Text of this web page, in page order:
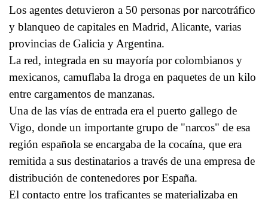
Los agentes detuvieron a 50 personas por narcotráfico
y blanqueo de capitales en Madrid, Alicante, varias
provincias de Galicia y Argentina.
La red, integrada en su mayoría por colombianos y
mexicanos, camuflaba la droga en paquetes de un kilo
entre cargamentos de manzanas.
Una de las vías de entrada era el puerto gallego de
Vigo, donde un importante grupo de "narcos" de esa
región española se encargaba de la cocaína, que era
remitida a sus destinatarios a través de una empresa de
distribución de contenedores por España.
El contacto entre los traficantes se materializaba en